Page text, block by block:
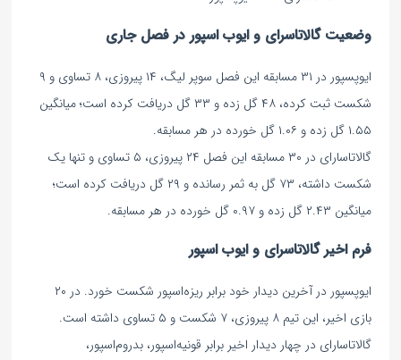
وضعیت گالاتاسرای و ایوب اسپور در فصل جاری
ایوپسپور در ۳۱ مسابقه این فصل سوپر لیگ، ۱۴ پیروزی، ۸ تساوی و ۹
شکست ثبت کرده، ۴۸ گل زده و ۳۳ گل دریافت کرده است؛ میانگین
۱.۵۵ گل زده و ۱.۰۶ گل خورده در هر مسابقه.
گالاتاسارای در ۳۰ مسابقه این فصل ۲۴ پیروزی، ۵ تساوی و تنها یک
شکست داشته، ۷۳ گل به ثمر رسانده و ۲۹ گل دریافت کرده است؛
میانگین ۲.۴۳ گل زده و ۰.۹۷ گل خورده در هر مسابقه.
فرم اخیر گالاتاسرای و ایوب اسپور
ایوپسپور در آخرین دیدار خود برابر ریزه‌اسپور شکست خورد. در ۲۰
بازی اخیر، این تیم ۸ پیروزی، ۷ شکست و ۵ تساوی داشته است.
گالاتاسارای در چهار دیدار اخیر برابر قونیه‌اسپور، بدروم‌اسپور،